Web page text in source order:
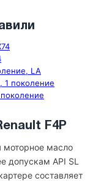
LA
1 поколение
F4P
моторное масло
допускам API SL
составляет